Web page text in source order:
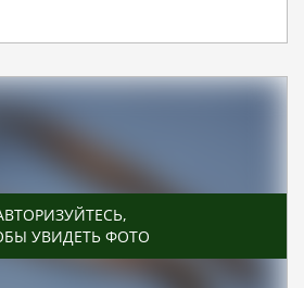
,
УВИДЕТЬ ФОТО